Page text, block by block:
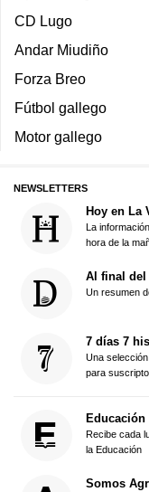
CD Lugo
Andar Miudiño
Forza Breo
Fútbol gallego
Motor gallego
NEWSLETTERS
Hoy en La
La
hora de la
Al final del
Un resumen
7 días 7
Una
para
Educación
Recibe cada
la Educación
Somos